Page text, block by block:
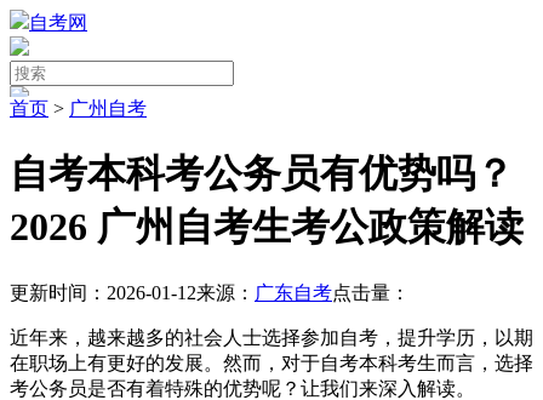
自考网
首页 > 广州自考
自考本科考公务员有优势吗？
2026 广州自考生考公政策解读
更新时间：2026-01-12来源： 广东自考点击量：
近年来，越来越多的社会人士选择参加自考，提升学历，以期
在职场上有更好的发展。然而，对于自考本科考生而言，选择
考公务员是否有着特殊的优势呢？让我们来深入解读。